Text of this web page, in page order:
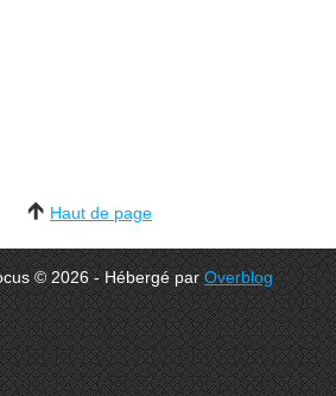
Haut de page
© 2026 - Hébergé parOverblog